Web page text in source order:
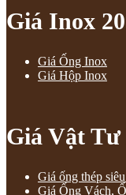
Giá Inox
Giá Ống Inox
Giá Hộp Inox
Giá Vật
Giá ống thép
Giá Ống Vách,